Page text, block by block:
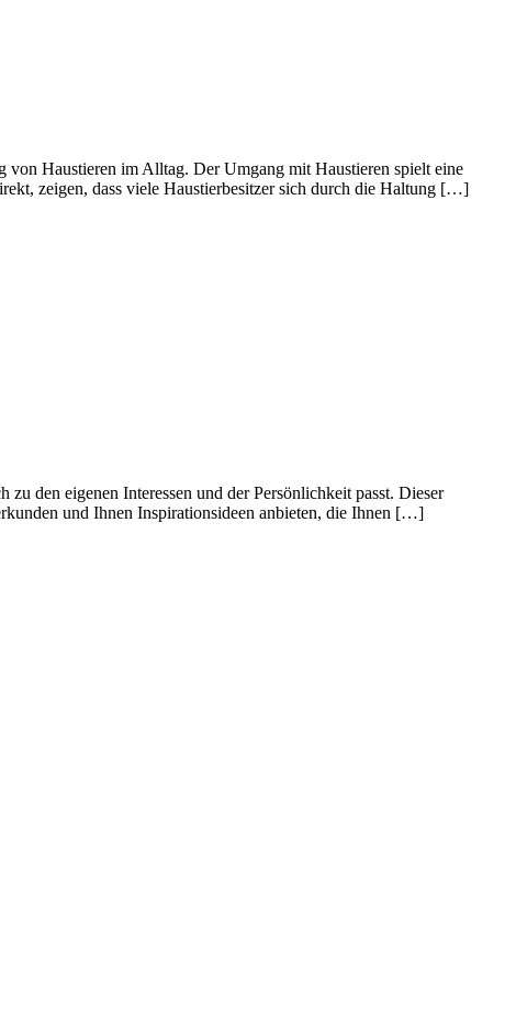
von Haustieren im Alltag. Der Umgang mit Haustieren spielt eine
zeigen, dass viele Haustierbesitzer sich durch die Haltung […]
den eigenen Interessen und der Persönlichkeit passt. Dieser
und Ihnen Inspirationsideen anbieten, die Ihnen […]